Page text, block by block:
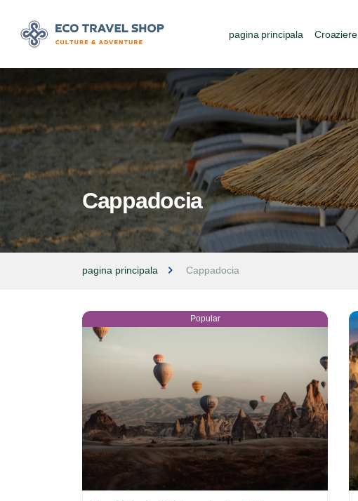
pagina principala
Cappadocia
pagina principala Cappadocia
Popular